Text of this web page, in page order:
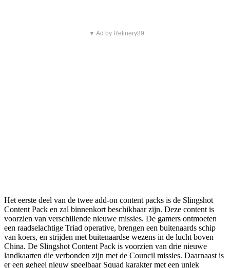
▼ Ad by Refinery89
Het eerste deel van de twee add-on content packs is de Slingshot
Content Pack en zal binnenkort beschikbaar zijn. Deze content is
voorzien van verschillende nieuwe missies. De gamers ontmoeten
een raadselachtige Triad operative, brengen een buitenaards schip
van koers, en strijden met buitenaardse wezens in de lucht boven
China. De Slingshot Content Pack is voorzien van drie nieuwe
landkaarten die verbonden zijn met de Council missies. Daarnaast is
er een geheel nieuw speelbaar Squad karakter met een uniek